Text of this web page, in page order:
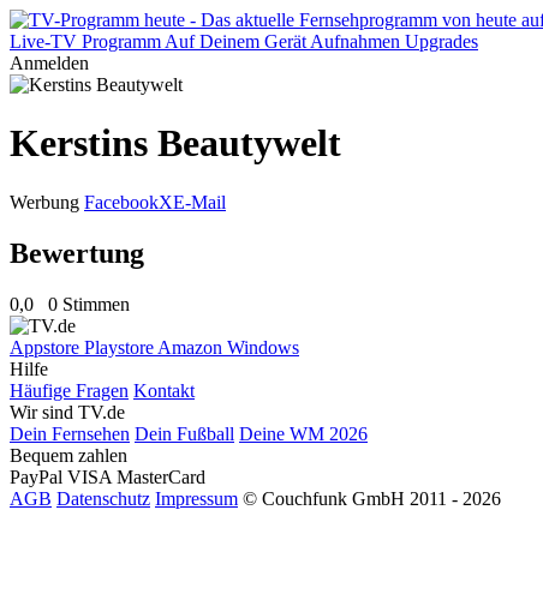
Live-TV Programm Auf Deinem Gerät Aufnahmen Upgrades
Anmelden
Kerstins Beautywelt
Werbung FacebookXE-Mail
Bewertung
0,0 0 Stimmen
Appstore Playstore Amazon Windows
Hilfe
Häufige Fragen Kontakt
Wir sind TV.de
Dein Fernsehen Dein Fußball Deine WM 2026
Bequem zahlen
PayPal VISA MasterCard
AGB Datenschutz Impressum © Couchfunk GmbH 2011 - 2026